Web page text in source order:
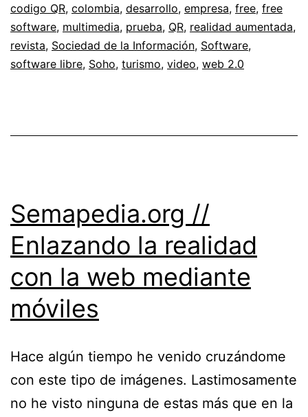
la
revista
Soho
codigo QR, colombia, desarrollo, empresa, free, free
software, multimedia, prueba, QR, realidad aumentada,
revista, Sociedad de la Información, Software,
software libre, Soho, turismo, video, web 2.0
Semapedia.org //
Enlazando la realidad
con la web mediante
móviles
Hace algún tiempo he venido cruzándome
con este tipo de imágenes. Lastimosamente
no he visto ninguna de estas más que en la